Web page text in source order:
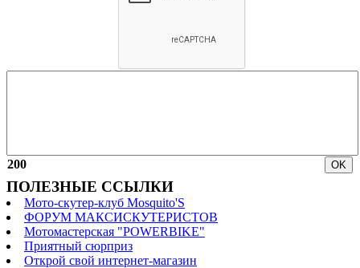
200
ПОЛЕЗНЫЕ ССЫЛКИ
Мото-скутер-клуб Mosquito'S
ФОРУМ МАКСИСКУТЕРИСТОВ
Мотомастерская "POWERBIKE"
Приятный сюрприз
Открой свой интернет-магазин